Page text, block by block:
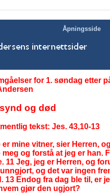
Åpningsside
for 1. søndag etter
og død
tekst: Jes. 43,10-13
er mine vitner, sier Herren,
meg og forstå at jeg er han.
11 Jeg, jeg er Herren, og
og det var ingen
13 Endog fra dag ble til, er
gjør den ugjort?